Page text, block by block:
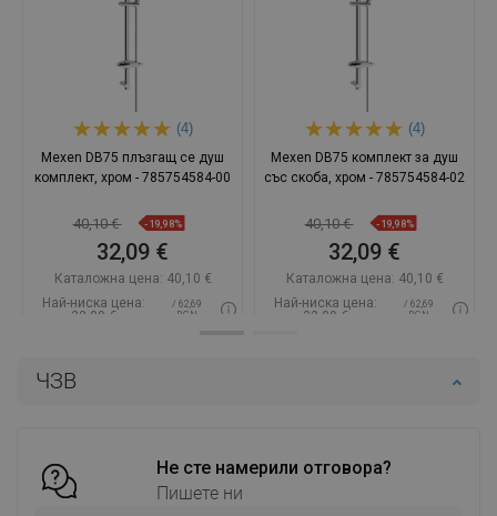
ЧЗВ
Не сте намерили отговора?
Пишете ни
(4)
Mexen DB75 плъзгащ се душ
комплект, хром - 785754584-00
40,10 € -19,98%
32,09 €
Каталожна цена: 40,10 €
Най-ниска цена:
32,09 €
/ 62,69
BGN
Добави в количката
(4)
Mexen DB75 комплект за душ
със скоба, хром - 785754584-02
40,10 € -19,98%
32,09 €
Каталожна цена: 40,10 €
Най-ниска цена:
32,09 €
/ 62,69
BGN
Добави в количката